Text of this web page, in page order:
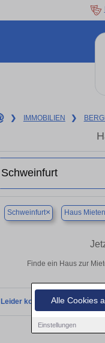
Alle Cookies
Einstellungen
❯ IMMOBILIEN ❯
Schweinfurt× Haus Mieten
Finde ein Haus zur
Leider konnten wir derzeit